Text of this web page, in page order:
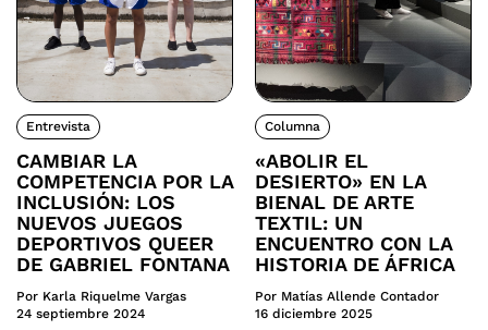
Entrevista
CAMBIAR LA
COMPETENCIA POR LA
INCLUSIÓN: LOS
NUEVOS JUEGOS
DEPORTIVOS QUEER
DE GABRIEL FONTANA
Por Karla Riquelme Vargas
24 septiembre 2024
Columna
«ABOLIR EL
DESIERTO» EN LA
BIENAL DE ARTE
TEXTIL: UN
ENCUENTRO CON LA
HISTORIA DE ÁFRICA
Por Matías Allende Contador
16 diciembre 2025